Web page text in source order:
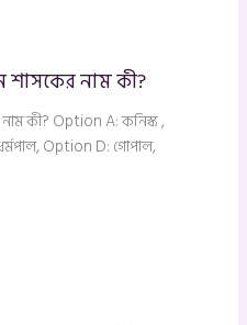
শাসকের নাম কী?
নাম কী? Option A: কনিস্ক ,
Option D: গোপাল,